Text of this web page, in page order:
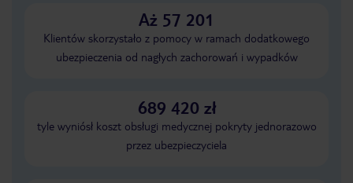
Aż 57 201
Klientów skorzystało z pomocy w ramach dodatkowego
ubezpieczenia od nagłych zachorowań i wypadków
689 420 zł
tyle wyniósł koszt obsługi medycznej pokryty jednorazowo
przez ubezpieczyciela